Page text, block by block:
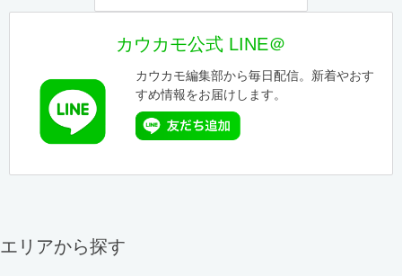
カウカモ公式 LINE＠
カウカモ編集部から毎日配信。新着やおす
すめ情報をお届けします。
エリアから探す